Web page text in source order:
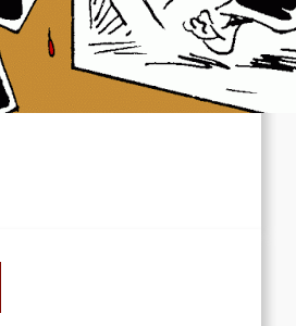
Inlandsgeheimdienst ermittelt